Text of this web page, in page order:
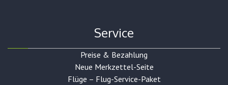
Service
Preise & Bezahlung
Neue Merkzettel-Seite
Flüge – Flug-Service-Paket